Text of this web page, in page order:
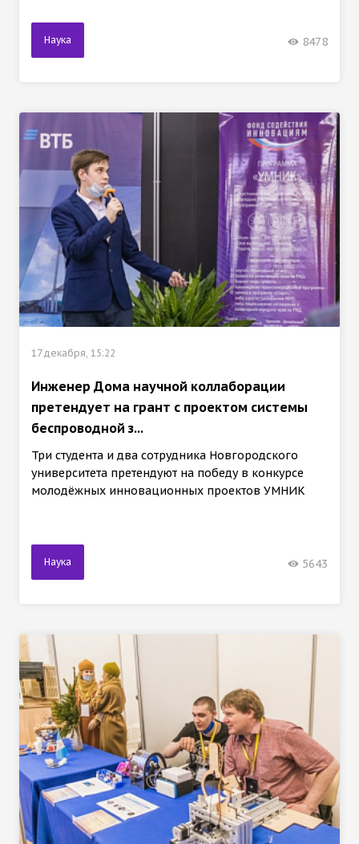
Наука 8478
17 декабря, 15:22
Инженер Дома научной коллаборации
претендует на грант с проектом системы
беспроводной з...
Три студента и два сотрудника Новгородского
университета претендуют на победу в конкурсе
молодёжных инновационных проектов УМНИК
Наука 5643